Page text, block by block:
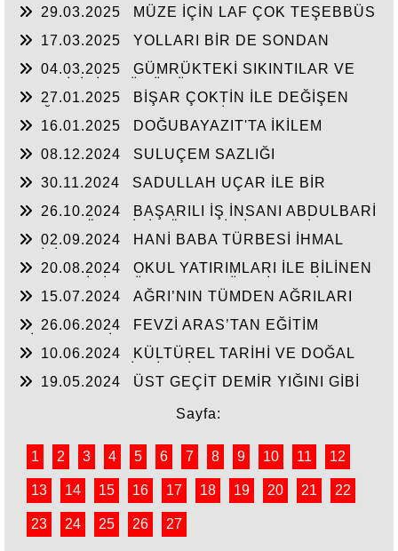
29.03.2025
MÜZE İÇİN LAF ÇOK TEŞEBBÜS
17.03.2025
YOLLARI BİR DE SONDAN
04.03.2025
GÜMRÜKTEKİ SIKINTILAR VE
27.01.2025
BİŞAR ÇOKTİN İLE DEĞİŞEN
16.01.2025
DOĞUBAYAZIT'TA İKİLEM
08.12.2024
SULUÇEM SAZLIĞI
30.11.2024
SADULLAH UÇAR İLE BİR
26.10.2024
BAŞARILI İŞ İNSANI ABDULBARİ
02.09.2024
HANİ BABA TÜRBESİ İHMAL
20.08.2024
OKUL YATIRIMLARI İLE BİLİNEN
YASUBUĞA İLE PORTRE…
15.07.2024
AĞRI’NIN TÜMDEN AĞRILARI
26.06.2024
FEVZİ ARAS’TAN EĞİTİM
10.06.2024
KÜLTÜREL TARİHİ VE DOĞAL
19.05.2024
ÜST GEÇİT DEMİR YIĞINI GİBİ
Sayfa:
1 2 3 4 5 6 7 8 9 10 11 12
13 14 15 16 17 18 19 20 21 22
23 24 25 26 27